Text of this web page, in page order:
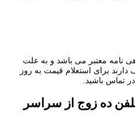
نامه معتبر می باشد و به علت
برای استعلام قیمت به روز
تماس باشید.
ده زوج از سراسر